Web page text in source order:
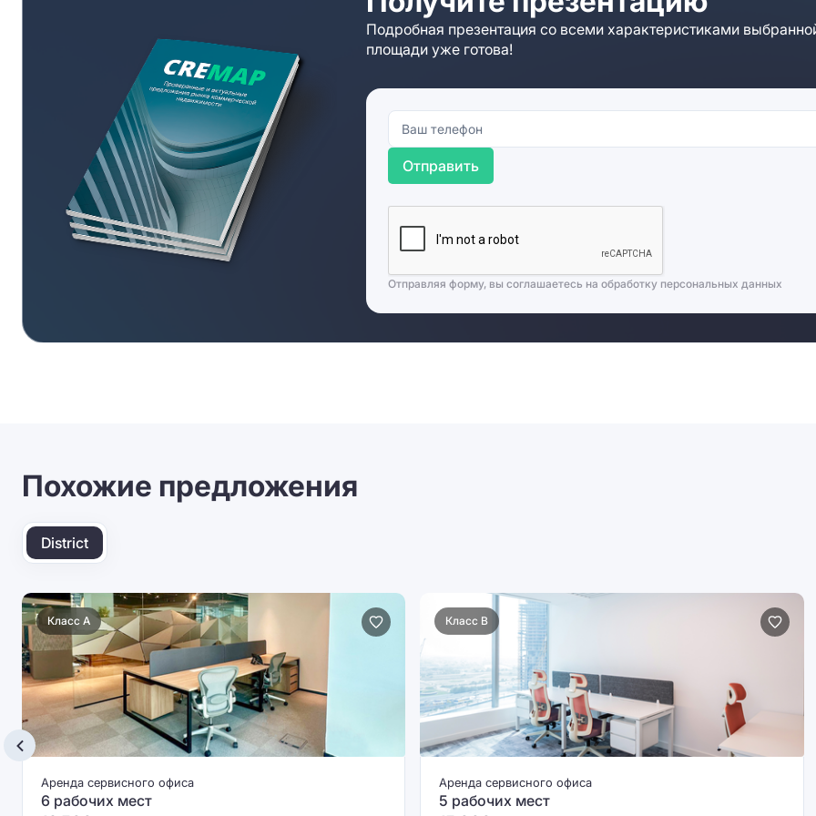
Подробная презентация со всеми характеристиками
площади уже готова!
Отправить
Отправляя форму, вы соглашаетесь на обработку персональных данных
Похожие предложения
District
Класс A
Аренда сервисного офиса
6 рабочих мест
Класс B
Аренда сервисного офиса
5 рабочих мест